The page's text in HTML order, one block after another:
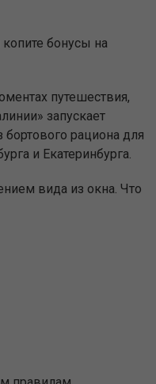
бонусы на
путешествия,
запускает
рациона для
и Екатеринбурга.
вида из окна. Что